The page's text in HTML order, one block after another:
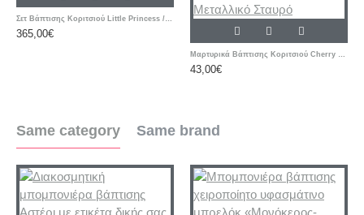
Σετ Βάπτισης Κοριτσιού Little Princess / Στέμμα με Ζωγραφισμένη Βαλίτσα
365,00€
Μαρτυρικά Βάπτισης Κοριτσιού Cherry – Ροζ & Μπεζ Βραχιόλια με Δερμάτινο Κορδόνι και Μεταλλικό Σταυρό
43,00€
Same category Same brand